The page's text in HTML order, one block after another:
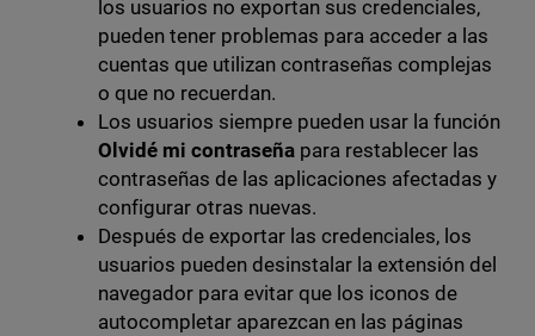
los usuarios no exportan sus credenciales,
pueden tener problemas para acceder a las
cuentas que utilizan contraseñas complejas
o que no recuerdan.
Los usuarios siempre pueden usar la función
Olvidé mi contraseñapara restablecer las
contraseñas de las aplicaciones afectadas y
configurar otras nuevas.
Después de exportar las credenciales, los
usuarios pueden desinstalar la extensión del
navegador para evitar que los iconos de
autocompletar aparezcan en las páginas